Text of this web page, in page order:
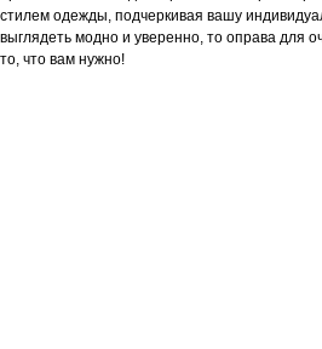
стилем одежды, подчеркивая вашу
выглядеть модно и уверенно, то оправа для
то, что вам нужно!